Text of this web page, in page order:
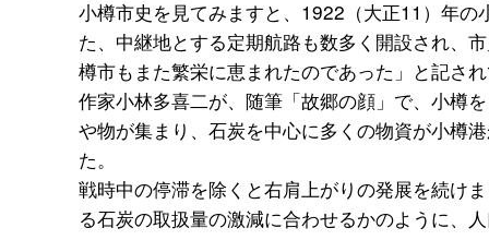
小樽市史を見てみますと、1922（大正11）年
た、中継地とする定期航路も数多く開設され、
樽市もまた繁栄に恵まれたのであった」と記さ
作家小林多喜二が、随筆「故郷の顔」で、小樽
や物が集まり、石炭を中心に多くの物資が小樽
た。
戦時中の停滞を除くと右肩上がりの発展を続け
る石炭の取扱量の激減に合わせるかのように、